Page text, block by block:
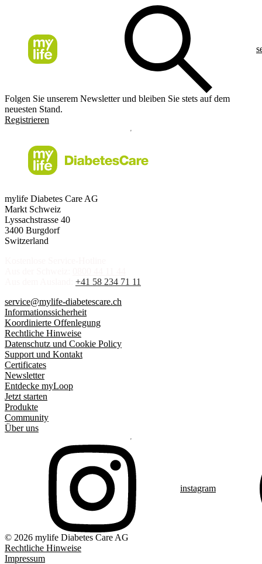
Folgen Sie unserem Newsletter und bleiben Sie stets auf dem
neuesten Stand.
Registrieren
mylife Diabetes Care AG
Markt Schweiz
Lyssachstrasse 40
3400 Burgdorf
Switzerland
+41 58 234 71 11
service@mylife-diabetescare.ch
Informationssicherheit
Koordinierte Offenlegung
Rechtliche Hinweise
Datenschutz und Cookie Policy
Support und Kontakt
Certificates
Newsletter
Entdecke myLoop
Jetzt starten
Produkte
Community
Über uns
instagram
© 2026 mylife Diabetes Care AG
Rechtliche Hinweise
Impressum